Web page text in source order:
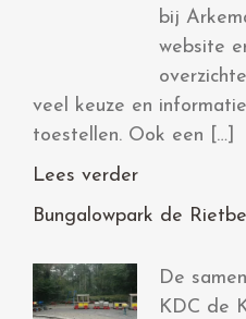
bij
website
veel keuze en
toestellen. Ook een […]
Lees verder
Bungalowpark de
De
KDC de